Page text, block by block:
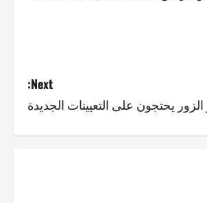
Next:
يحتجون على التعيينات الجديدة